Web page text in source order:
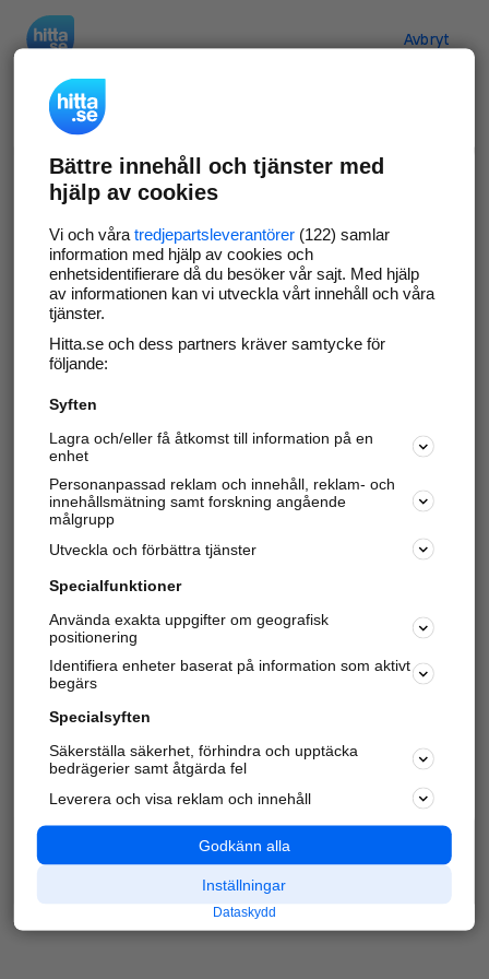
Avbryt
Verifiera ditt företag
Gör som 69 550företag
företagssida på hitta.se och syns bättre mot
kunder i ditt närområde. Helt kostnadsfritt.
Uppdatera din företagsinformation
Svara på och hantera dina omdömen
Har du redan verifierat ditt företag? Logga in
Varje vecka besöker du och4 miljoner
andra
härliga användare oss för att hitta rätt lokal
information om företag, privatpersoner och
platser.
Bättre innehåll och tjänster med
hjälp av cookies
Vi och våra tredjepartsleverantörer(122) samlar
information med hjälp av cookies och
enhetsidentifierare då du besöker vår sajt. Med hjälp
av informationen kan vi utveckla vårt innehåll och våra
tjänster.
Hitta.se och dess partners kräver samtycke för
följande:
Syften
Lagra och/eller få åtkomst till information på en
enhet
Personanpassad reklam och innehåll, reklam- och
innehållsmätning samt forskning angående
målgrupp
Utveckla och förbättra tjänster
Specialfunktioner
Använda exakta uppgifter om geografisk
positionering
Identifiera enheter baserat på information som aktivt
begärs
Specialsyften
Säkerställa säkerhet, förhindra och upptäcka
bedrägerier samt åtgärda fel
Leverera och visa reklam och innehåll
Godkänn alla
Inställningar
Dataskydd